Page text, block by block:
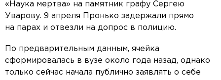
«Наука мертва» на памятник графу Сергею
Уварову. 9 апреля Пронько задержали прямо
на парах и отвезли на допрос в полицию.
По предварительным данным, ячейка
сформировалась в вузе около года назад, однако
только сейчас начала публично заявлять о себе